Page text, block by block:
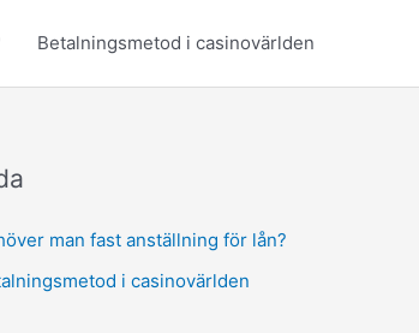
Betalningsmetod i casinovärlden
man fast anställning för lån?
i casinovärlden